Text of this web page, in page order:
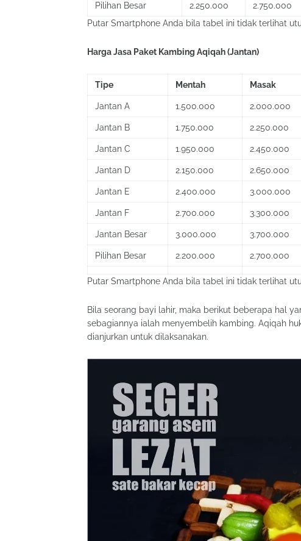
Pilihan Besar 2.250.000 2.750.000
Putar Smartphone Anda bila tabel ini tidak terlihat
Harga Jasa Paket Kambing Aqiqah (Jantan)
Tipe Mentah Masak
Jantan A 1.500.000 2.000.000
Jantan B 1.750.000 2.250.000
Jantan C 1.950.000 2.450.000
Jantan D 2.150.000 2.650.000
Jantan E 2.400.000 3.000.000
Jantan F 2.700.000 3.300.000
Jantan Besar 3.000.000 3.700.000
Pilihan Besar 2.200.000 2.700.000
Putar Smartphone Anda bila tabel ini tidak terlihat
Bila seorang bayi lahir, maka berikut beberapa hal
sebagiannya ialah menyembelih kambing. Aqiqah
dianjurkan untuk dilaksanakan.